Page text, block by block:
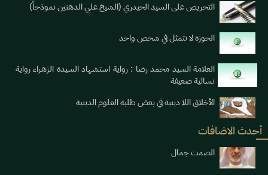
التحريض على السيد الحيدري (الشيخ علي الدهنين نموذجاً)
الحوزة لا تتمثل في شخص واحد
العلامة السيد محمد رضا : رواية استشهاد السيدة الزهراء رواية
نسائية ضعيفة
الأخلاق اللا دينية في بعض طلبة العلوم الدينية
أحدث الاضافات
الصمت جمال